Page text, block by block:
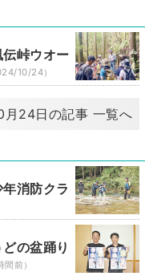
峠ウオー
10/24）
月24日の記事 一覧へ
消防クラ
の盆踊り
間前）